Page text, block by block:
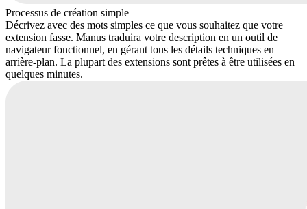
Processus de création simple
Décrivez avec des mots simples ce que vous souhaitez que votre
extension fasse. Manus traduira votre description en un outil de
navigateur fonctionnel, en gérant tous les détails techniques en
arrière-plan. La plupart des extensions sont prêtes à être utilisées en
quelques minutes.